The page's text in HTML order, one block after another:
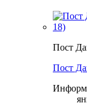
Пост
Пост